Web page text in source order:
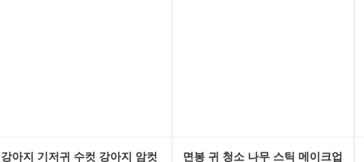
강아지 기저귀 수컷 강아지 암컷
면봉 귀 청소 나무 스틱 메이크업